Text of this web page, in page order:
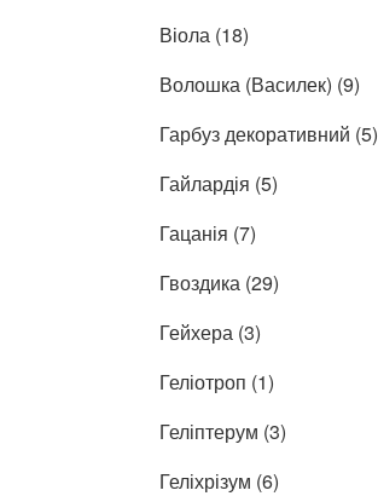
Віола (18)
Волошка (Василек) (9)
Гарбуз декоративний (5)
Гайлардія (5)
Гацанія (7)
Гвоздика (29)
Гейхера (3)
Геліотроп (1)
Геліптерум (3)
Геліхрізум (6)